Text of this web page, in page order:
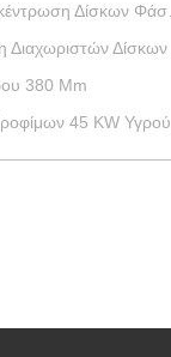
Φάση Για Το Χυμό Φρούτων
Αφαίρεσης Πρότυπη
380 Mm
KW Υγρού Ανοξείδωτου